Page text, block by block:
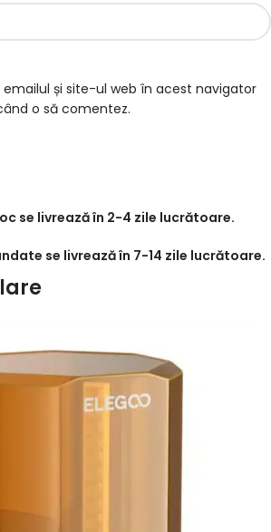
și site-ul web în acest navigator
o să comentez.
se livrează în 2-4 zile lucrătoare.
se livrează în 7-14 zile lucrătoare.